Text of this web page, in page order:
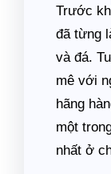
Trước
đã từng
và đá.
mê với
hãng
một
nhất ở